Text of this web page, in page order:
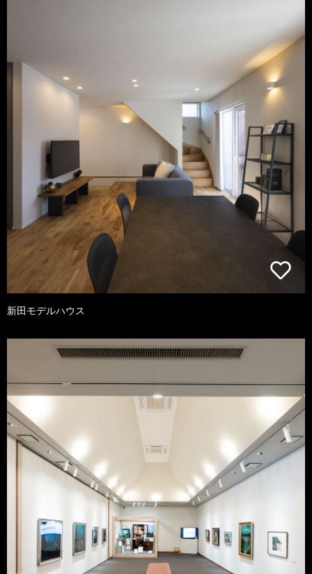
新田モデルハウス